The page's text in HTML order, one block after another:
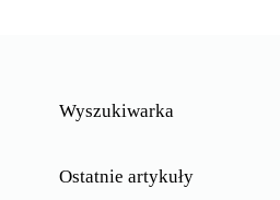
Wyszukiwarka
Ostatnie artykuły